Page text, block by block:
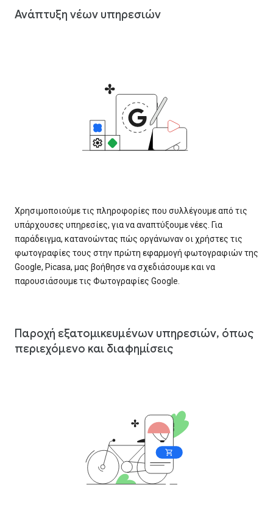
Ανάπτυξη νέων υπηρεσιών
Χρησιμοποιούμε τις πληροφορίες που συλλέγουμε από τις
υπάρχουσες υπηρεσίες, για να αναπτύξουμε νέες. Για
παράδειγμα, κατανοώντας πώς οργάνωναν οι χρήστες τις
φωτογραφίες τους στην πρώτη εφαρμογή φωτογραφιών της
Google, Picasa, μας βοήθησε να σχεδιάσουμε και να
παρουσιάσουμε τις Φωτογραφίες Google.
Παροχή εξατομικευμένων υπηρεσιών, όπως
περιεχόμενο και διαφημίσεις